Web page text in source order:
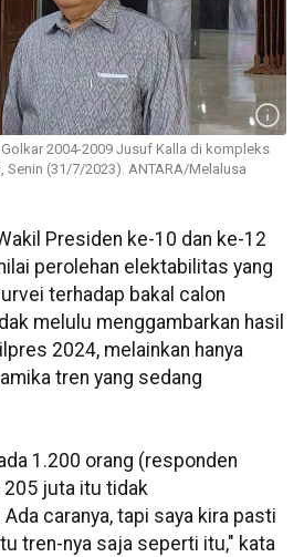
2004-2009 Jusuf Kalla di kompleks
Senin (31/7/2023). ANTARA/Melalusa
Presiden ke-10 dan ke-12
perolehan elektabilitas yang
terhadap bakal calon
melulu menggambarkan hasil
2024, melainkan hanya
tren yang sedang
1.200 orang (responden
juta itu tidak
caranya, tapi saya kira pasti
tren-nya saja seperti itu," kata